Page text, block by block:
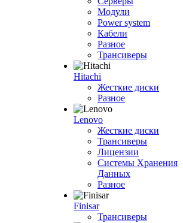
Модули
Power system
Кабели
Разное
Трансиверы
Hitachi
Жесткие диски
Разное
Lenovo
Жесткие диски
Трансиверы
Лицензии
Системы Хранения
Данных
Разное
Finisar
Трансиверы